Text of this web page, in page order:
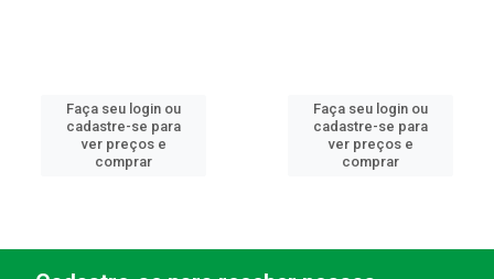
Faça seu login ou
cadastre-se para
ver preços e
comprar
Faça seu login ou
cadastre-se para
ver preços e
comprar